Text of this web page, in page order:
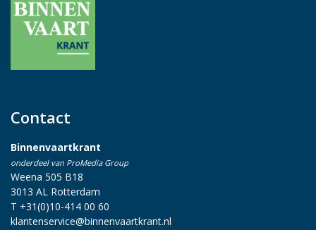
Contact
Binnenvaartkrant
onderdeel van ProMedia Group
Weena 505 B18
3013 AL Rotterdam
T +31(0)10-414 00 60
klantenservice@binnenvaartkrant.nl